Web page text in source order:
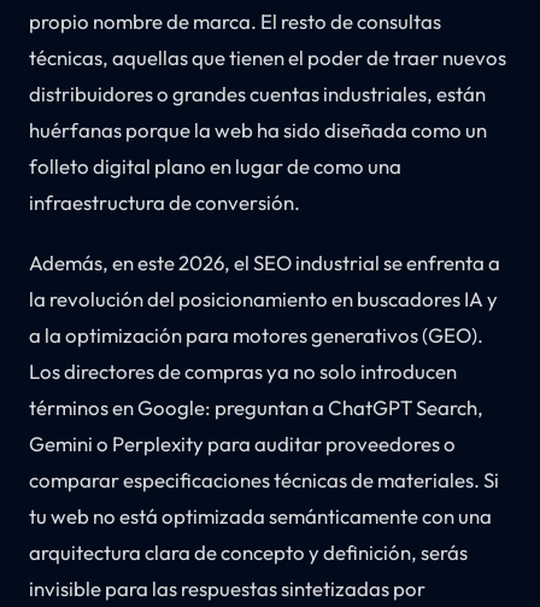
propio nombre de marca. El resto de consultas
técnicas, aquellas que tienen el poder de traer nuevos
distribuidores o grandes cuentas industriales, están
huérfanas porque la web ha sido diseñada como un
folleto digital plano en lugar de como una
infraestructura de conversión.
Además, en este 2026, el SEO industrial se enfrenta a
la revolución del posicionamiento en buscadores IA y
a la optimización para motores generativos (GEO).
Los directores de compras ya no solo introducen
términos en Google: preguntan a ChatGPT Search,
Gemini o Perplexity para auditar proveedores o
comparar especificaciones técnicas de materiales. Si
tu web no está optimizada semánticamente con una
arquitectura clara de concepto y definición, serás
invisible para las respuestas sintetizadas por